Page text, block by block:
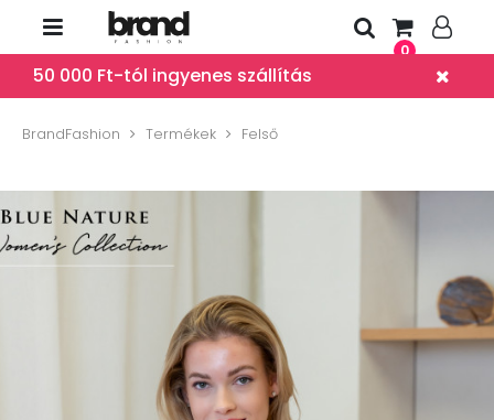
0
50 000 Ft-tól ingyenes szállítás
BrandFashion Termékek Felső